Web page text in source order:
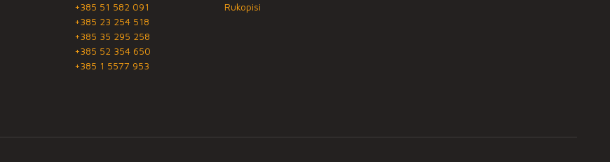
+385 51 582 091
+385 23 254 518
+385 35 295 258
+385 52 354 650
+385 1 5577 953
Rukopisi